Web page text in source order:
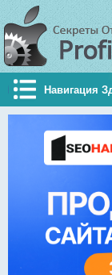
Навигация